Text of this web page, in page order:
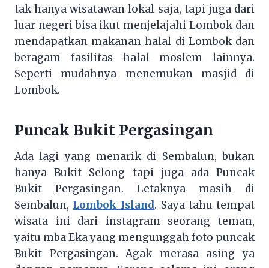
tak hanya wisatawan lokal saja, tapi juga dari
luar negeri bisa ikut menjelajahi Lombok dan
mendapatkan makanan halal di Lombok dan
beragam fasilitas halal moslem lainnya.
Seperti mudahnya menemukan masjid di
Lombok.
Puncak Bukit Pergasingan
Ada lagi yang menarik di Sembalun, bukan
hanya Bukit Selong tapi juga ada Puncak
Bukit Pergasingan. Letaknya masih di
Sembalun, Lombok Island. Saya tahu tempat
wisata ini dari instagram seorang teman,
yaitu mba Eka yang mengunggah foto puncak
Bukit Pergasingan. Agak merasa asing ya